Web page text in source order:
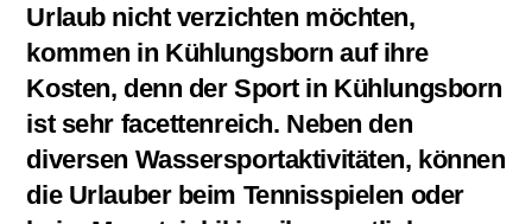
Urlaub nicht verzichten möchten,
kommen in Kühlungsborn auf ihre
Kosten, denn der Sport in Kühlungsborn
ist sehr facettenreich. Neben den
diversen Wassersportaktivitäten, können
die Urlauber beim Tennisspielen oder